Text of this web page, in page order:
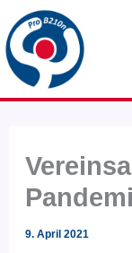
Zum
Inhalt
springen
9. April 2021